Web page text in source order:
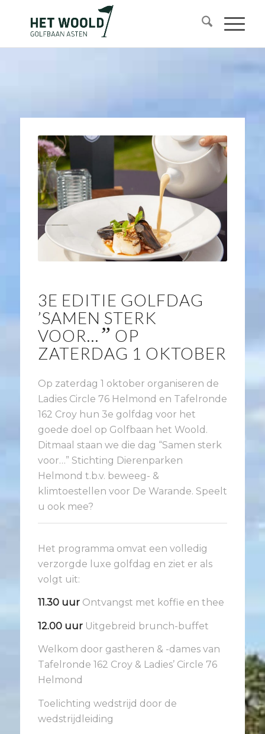
3E EDITIE GOLFDAG
’SAMEN STERK
VOOR… ” OP
ZATERDAG 1 OKTOBER
Op zaterdag 1 oktober organiseren de
Ladies Circle 76 Helmond en Tafelronde
162 Croy hun 3e golfdag voor het
goede doel op Golfbaan het Woold.
Ditmaal staan we die dag “Samen sterk
voor…” Stichting Dierenparken
Helmond t.b.v. beweeg- &
klimtoestellen voor De Warande. Speelt
u ook mee?
Het programma omvat een volledig
verzorgde luxe golfdag en ziet er als
volgt uit:
11.30 uur Ontvangst met koffie en thee
12.00 uur Uitgebreid brunch-buffet
Welkom door gastheren & -dames van
Tafelronde 162 Croy & Ladies’ Circle 76
Helmond
Toelichting wedstrijd door de
wedstrijdleiding